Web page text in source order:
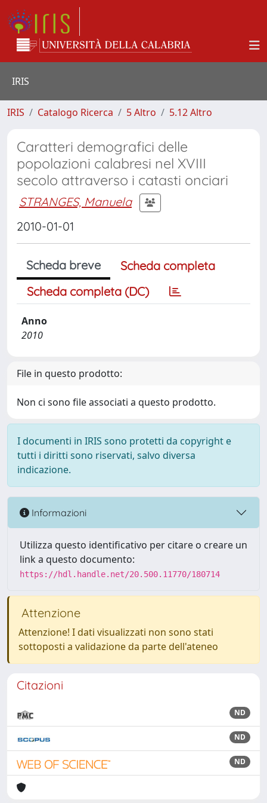
IRIS
IRIS Catalogo Ricerca 5 Altro 5.12 Altro
Caratteri demografici delle
popolazioni calabresi nel XVIII
secolo attraverso i catasti onciari
STRANGES, Manuela
2010-01-01
Scheda breve
Scheda completa
Scheda completa (DC)
Anno
2010
File in questo prodotto:
Non ci sono file associati a questo prodotto.
I documenti in IRIS sono protetti da copyright e
tutti i diritti sono riservati, salvo diversa
indicazione.
Informazioni
Utilizza questo identificativo per citare o creare un
link a questo documento:
https://hdl.handle.net/20.500.11770/180714
Attenzione
Attenzione! I dati visualizzati non sono stati
sottoposti a validazione da parte dell'ateneo
Citazioni
ND
ND
ND